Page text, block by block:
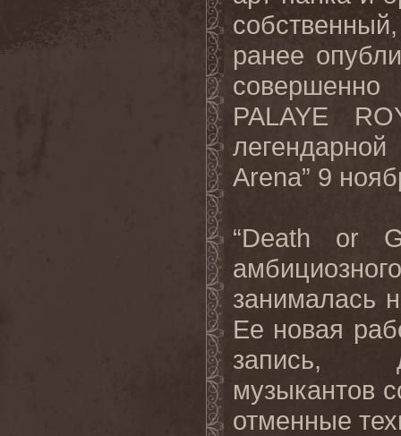
ранее
PALAYE
Arena” 9
“Death or
занималась
Ее новая
запись,
музыкантов
отменные